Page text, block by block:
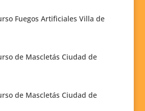
Fuegos Artificiales Villa de
de Mascletás Ciudad de
de Mascletás Ciudad de